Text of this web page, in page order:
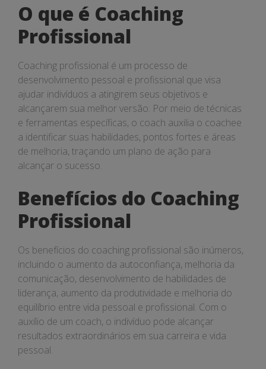
versão
O que é Coaching
Profissional
Coaching profissional é um processo de
desenvolvimento pessoal e profissional que visa
ajudar indivíduos a atingirem seus objetivos e
alcançarem sua melhor versão. Por meio de técnicas
e ferramentas específicas, o coach auxilia o coachee
a identificar suas habilidades, pontos fortes e áreas
de melhoria, traçando um plano de ação para
alcançar o sucesso.
Benefícios do Coaching
Profissional
Os benefícios do coaching profissional são inúmeros,
incluindo o aumento da autoconfiança, melhoria da
comunicação, desenvolvimento de habilidades de
liderança, aumento da produtividade e melhoria do
equilíbrio entre vida pessoal e profissional. Com o
auxílio de um coach, o indivíduo pode alcançar
resultados extraordinários em sua carreira e vida
pessoal.